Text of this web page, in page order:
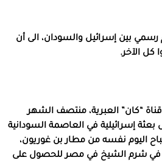
بين إسرائيل والسودان، الى أن
كل الآخر.
“كان” العبرية، منتصف الشهر
إسرائيلية في العاصمة السودانية
اليوم نفسه من مطار بن غوريون،
في شرم الشيخ في مصر للحصول على